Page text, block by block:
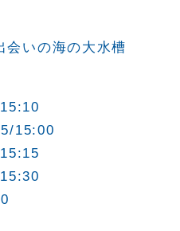
会いの海の大水槽
15:00